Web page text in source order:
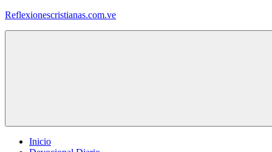
Saltar
Reflexionescristianas.com.ve
Inicio